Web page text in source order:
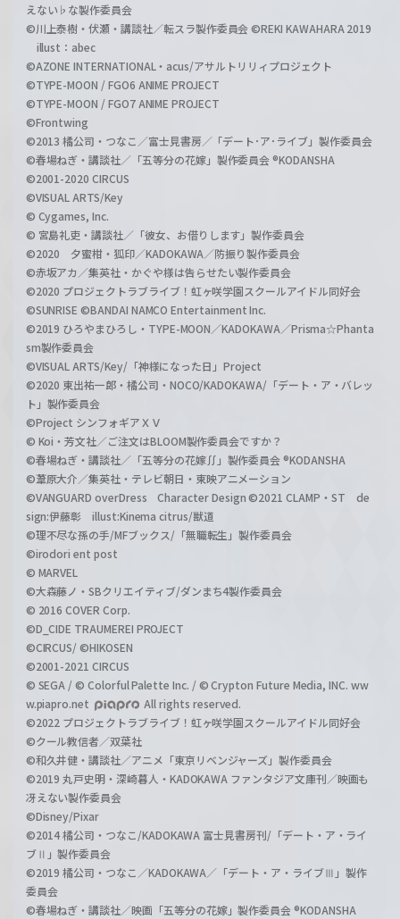
えない♭な製作委員会
©川上泰樹・伏瀬・講談社／転スラ製作委員会 ©REKI KAWAHARA 2019
illust：abec
©AZONE INTERNATIONAL・acus/アサルトリリィプロジェクト
©TYPE-MOON / FGO6 ANIME PROJECT
©TYPE-MOON / FGO7 ANIME PROJECT
©Frontwing
©2013 橘公司・つなこ／富士見書房／「デート･ア･ライブ」製作委員会
©春場ねぎ・講談社／「五等分の花嫁」製作委員会 ®KODANSHA
©2001-2020 CIRCUS
©VISUAL ARTS/Key
© Cygames, Inc.
© 宮島礼吏・講談社／「彼女、お借りします」製作委員会
©2020 夕蜜柑・狐印／KADOKAWA／防振り製作委員会
©赤坂アカ／集英社・かぐや様は告らせたい製作委員会
©2020 プロジェクトラブライブ！虹ヶ咲学園スクールアイドル同好会
©SUNRISE ©BANDAI NAMCO Entertainment Inc.
©2019 ひろやまひろし・TYPE-MOON／KADOKAWA／Prisma☆Phanta
sm製作委員会
©VISUAL ARTS/Key/「神様になった日」Project
©2020 東出祐一郎・橘公司・NOCO/KADOKAWA/「デート・ア・バレッ
ト」製作委員会
©Project シンフォギアＸＶ
© Koi・芳文社／ご注文はBLOOM製作委員会ですか？
©春場ねぎ・講談社／「五等分の花嫁∬」製作委員会 ®KODANSHA
©葦原大介／集英社・テレビ朝日・東映アニメーション
©VANGUARD overDress Character Design ©2021 CLAMP・ST de
sign:伊藤彰 illust:Kinema citrus/獣道
©理不尽な孫の手/MFブックス/「無職転生」製作委員会
©irodori ent post
© MARVEL
©大森藤ノ・SBクリエイティブ/ダンまち4製作委員会
© 2016 COVER Corp.
©D_CIDE TRAUMEREI PROJECT
©CIRCUS/ ©HIKOSEN
©2001-2021 CIRCUS
© SEGA / © Colorful Palette Inc. / © Crypton Future Media, INC. ww
w.piapro.net
All rights reserved.
©2022 プロジェクトラブライブ！虹ヶ咲学園スクールアイドル同好会
©クール教信者／双葉社
©和久井健・講談社／アニメ「東京リベンジャーズ」製作委員会
©2019 丸戸史明・深崎暮人・KADOKAWA ファンタジア文庫刊／映画も
冴えない製作委員会
©Disney/Pixar
©2014 橘公司・つなこ/KADOKAWA 富士見書房刊/「デート・ア・ライ
ブⅡ」製作委員会
©2019 橘公司・つなこ／KADOKAWA／「デート・ア・ライブⅢ」製作
委員会
©春場ねぎ・講談社／映画「五等分の花嫁」製作委員会 ®KODANSHA